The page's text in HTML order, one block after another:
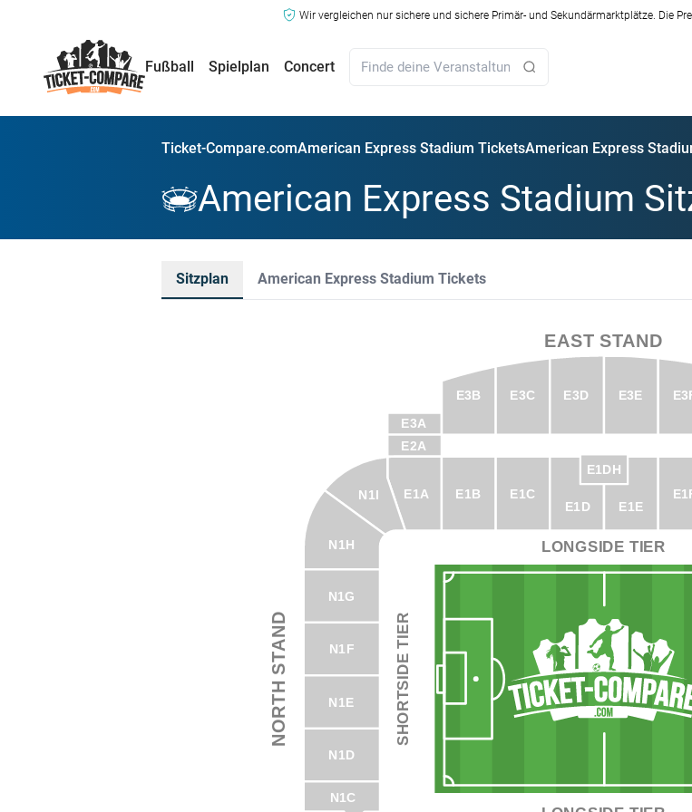
Wir vergleichen nur sichere und sichere Primär- und Sekundärmarktplätze. Die
Fußball Spielplan Concert
Ticket-Compare.comAmerican Express Stadium TicketsAmerican Express
American Express Stadium
Sitzplan American Express Stadium Tickets
SHORTSIDE TIER
LONGSIDE TIER
EAST STAND
NORTH STAND
E3A
E3B E3C E3D E3E
E2A
E1A E1B
E1C
E1D
E1E
E1DH
N1C
N1D
N1E
N1F
N1G
N1H
N1I